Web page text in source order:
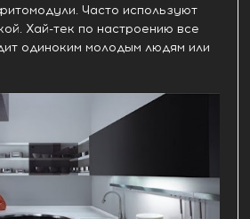
Часто используют
Хай-тек по настроению все
одиноким молодым людям или